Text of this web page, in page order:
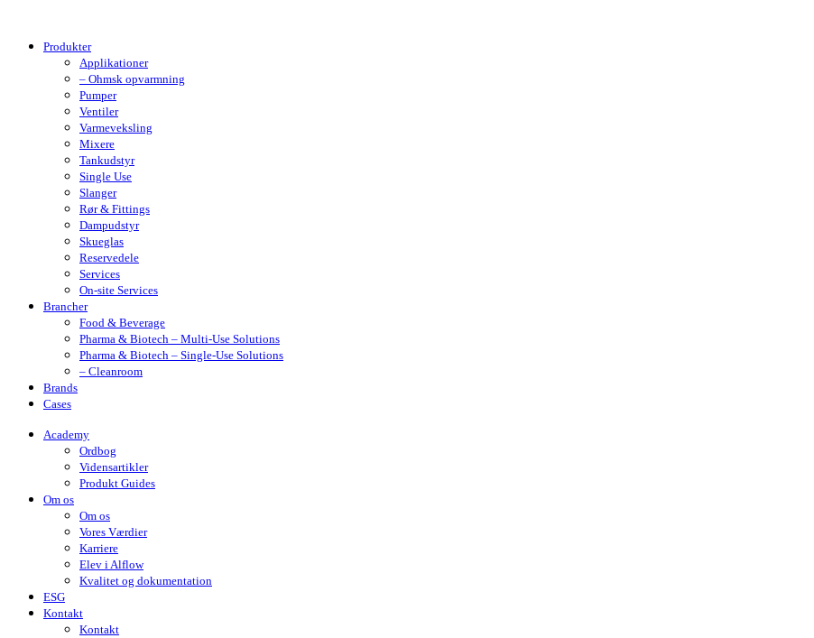
Produkter
Applikationer
– Ohmsk opvarmning
Pumper
Ventiler
Varmeveksling
Mixere
Tankudstyr
Single Use
Slanger
Rør & Fittings
Dampudstyr
Skueglas
Reservedele
Services
On-site Services
Brancher
Food & Beverage
Pharma & Biotech – Multi-Use Solutions
Pharma & Biotech – Single-Use Solutions
– Cleanroom
Brands
Cases
Academy
Ordbog
Vidensartikler
Produkt Guides
Om os
Om os
Vores Værdier
Karriere
Elev i Alflow
Kvalitet og dokumentation
ESG
Kontakt
Kontakt